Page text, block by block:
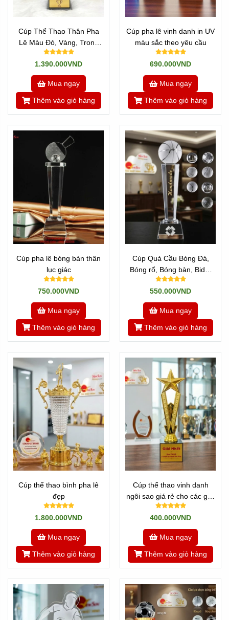
Cúp Thể Thao Thân Pha
Lê Màu Đỏ, Vàng, Trong
Đẹp Cao Cấp
1.390.000VND
Mua ngay
Thêm vào giỏ hàng
Cúp pha lê vinh danh in UV
màu sắc theo yêu cầu
690.000VND
Mua ngay
Thêm vào giỏ hàng
Cúp pha lê bóng bàn thân
lục giác
750.000VND
Mua ngay
Thêm vào giỏ hàng
Cúp Quả Cầu Bóng Đá,
Bóng rổ, Bóng bàn, Bida,
Golf, Tennis...
550.000VND
Mua ngay
Thêm vào giỏ hàng
Cúp thể thao bình pha lê
đẹp
1.800.000VND
Mua ngay
Thêm vào giỏ hàng
Cúp thể thao vinh danh
ngôi sao giá rẻ cho các giải
Mini cấp CLB
400.000VND
Mua ngay
Thêm vào giỏ hàng